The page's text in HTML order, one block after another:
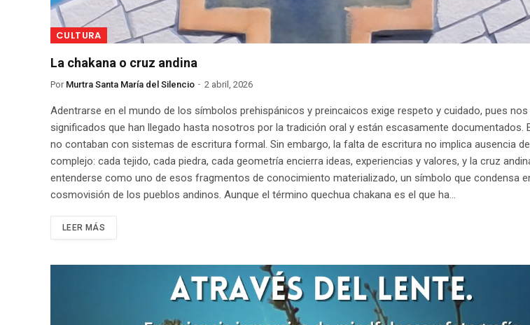
CULTURA
La chakana o cruz andina
Por Murtra Santa María del Silencio 2 abril, 2026
Adentrarse en el mundo de los símbolos prehispánicos y preincaicos exige respeto y cuidado, pues
significados que han llegado hasta nosotros por la tradición oral y están escasamente documentados.
no contaban con sistemas de escritura formal. Sin embargo, la falta de escritura no implica ausencia
complejo: cada tejido, cada piedra, cada geometría encierra ideas, experiencias y valores, y la cruz
entenderse como uno de esos fragmentos de conocimiento materializado, un símbolo que condensa
cosmovisión de los pueblos andinos. Aunque el término quechua chakana es el que ha…
LEER MÁS